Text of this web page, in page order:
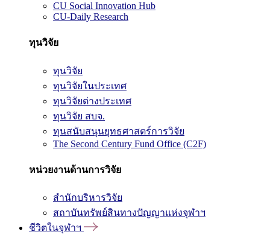
CU Social Innovation Hub
CU-Daily Research
ทุนวิจัย
ทุนวิจัย
ทุนวิจัยในประเทศ
ทุนวิจัยต่างประเทศ
ทุนวิจัย สบจ.
ทุนสนับสนุนยุทธศาสตร์การวิจัย
The Second Century Fund Office (C2F)
หน่วยงานด้านการวิจัย
สำนักบริหารวิจัย
สถาบันทรัพย์สินทางปัญญาแห่งจุฬาฯ
ชีวิตในจุฬาฯ